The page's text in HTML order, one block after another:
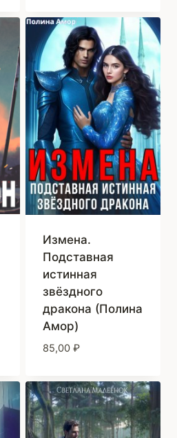
Измена.
Подставная
истинная
звёздного
дракона (Полина
Амор)
85,00 ₽